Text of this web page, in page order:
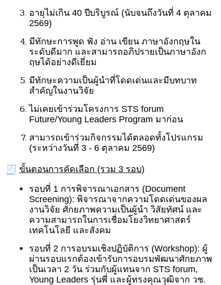
อายุไม่เกิน 40 ปีบริบูรณ์ (นับจนถึงวันที่ 4 ตุลาคม
2569)
มีทักษะการพูด ฟัง อ่าน เขียน ภาษาอังกฤษใน
ระดับดีมาก และสามารถอภิปรายเป็นภาษาอังก
ฤษได้อย่างดีเยี่ยม
มีทักษะความเป็นผู้นำที่โดดเด่นและมีบทบาท
สำคัญในงานวิจัย
ไม่เคยเข้าร่วมโครงการ STS forum
Future/Young Leaders Program มาก่อน
สามารถเข้าร่วมกิจกรรมได้ตลอดทั้งโปรแกรม
(ระหว่างวันที่ 3 - 6 ตุลาคม 2569)
ขั้นตอนการคัดเลือก (รวม 3 รอบ)
รอบที่ 1 การพิจารณาเอกสาร (Document
Screening): พิจารณาจากความโดดเด่นของผล
งานวิจัย ศักยภาพความเป็นผู้นำ วิสัยทัศน์ และ
ความสามารถในการเชื่อมโยงวิทยาศาสตร์
เทคโนโลยี และสังคม
รอบที่ 2 การอบรมเชิงปฏิบัติการ (Workshop): ผู้
ผ่านรอบแรกต้องเข้ารับการอบรมพัฒนาศักยภาพ
เป็นเวลา 2 วัน ร่วมกับผู้แทนจาก STS forum,
Young Leaders รุ่นพี่ และผู้ทรงคุณวุฒิจาก วช.